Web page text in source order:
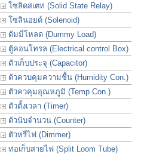
โซลิดสเตท (Solid State Relay)
โซลินอยด์ (Solenoid)
ดัมมี่โหลด (Dummy Load)
ตู้คอนโทรล (Electrical control Box)
ตัวเก็บประจุ (Capacitor)
ตัวควบคุมความชื้น (Humidity Con.)
ตัวควคุมอุณหภูมิ (Temp Con.)
ตัวตั้งเวลา (Timer)
ตัวนับจำนวน (Counter)
ตัวหรี่ไฟ (Dimmer)
ท่อเก็บสายไฟ (Split Loom Tube)